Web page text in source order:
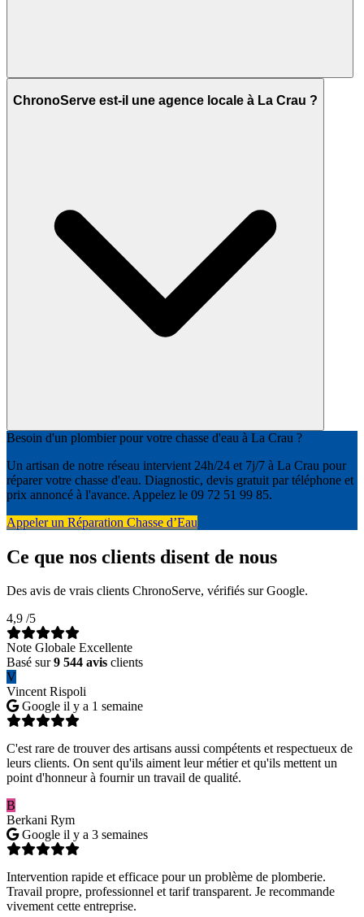
ChronoServe est-il une agence locale à La Crau ?
Besoin d'un plombier pour votre chasse d'eau à La Crau ?
Un artisan de notre réseau intervient 24h/24 et 7j/7 à La Crau pour
réparer votre chasse d'eau. Diagnostic, devis gratuit par téléphone et
prix annoncé à l'avance. Appelez le 09 72 51 99 85.
Appeler un Réparation Chasse d’Eau
Ce que nos clients disent de nous
Des avis de vrais clients ChronoServe, vérifiés sur Google.
4,9 /5
Note Globale Excellente
Basé sur9 544 avis clients
V
Vincent Rispoli
Google il y a 1 semaine
C'est rare de trouver des artisans aussi compétents et respectueux de
leurs clients. On sent qu'ils aiment leur métier et qu'ils mettent un
point d'honneur à fournir un travail de qualité.
B
Berkani Rym
Google il y a 3 semaines
Intervention rapide et efficace pour un problème de plomberie.
Travail propre, professionnel et tarif transparent. Je recommande
vivement cette entreprise.